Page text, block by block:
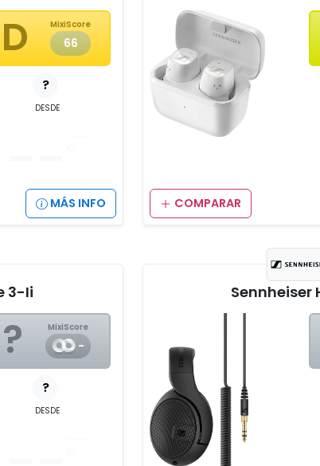
D MixiScore
66
?
DESDE
MÁS INFO COMPARAR
3-Ii
? MixiScore
-
?
DESDE
Sennheiser